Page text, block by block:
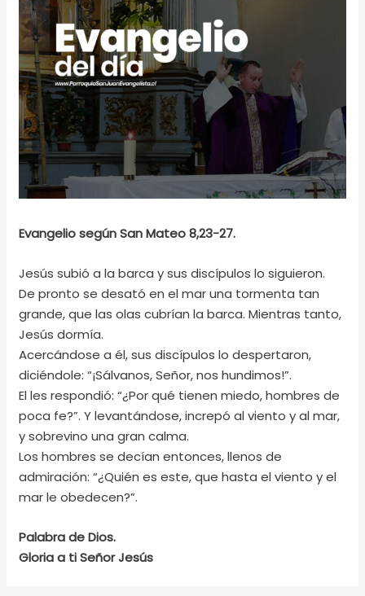
Evangelio según San Mateo 8,23-27.
Jesús subió a la barca y sus discípulos lo siguieron.
De pronto se desató en el mar una tormenta tan
grande, que las olas cubrían la barca. Mientras tanto,
Jesús dormía.
Acercándose a él, sus discípulos lo despertaron,
diciéndole: “¡Sálvanos, Señor, nos hundimos!”.
El les respondió: “¿Por qué tienen miedo, hombres de
poca fe?”. Y levantándose, increpó al viento y al mar,
y sobrevino una gran calma.
Los hombres se decían entonces, llenos de
admiración: “¿Quién es este, que hasta el viento y el
mar le obedecen?”.
Palabra de Dios.
Gloria a ti Señor Jesús